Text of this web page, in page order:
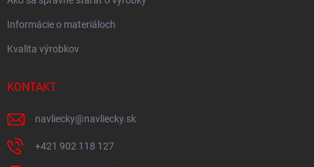
Informácie o materiáloch
Kvalita výrobkov
KONTAKT
navliecky@navliecky.sk
+421 902 118 127